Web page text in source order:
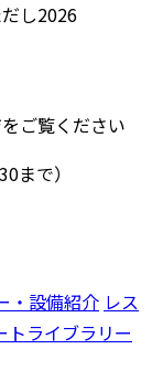
し2026
ご覧ください
まで）
・設備紹介 レス
トライブラリー